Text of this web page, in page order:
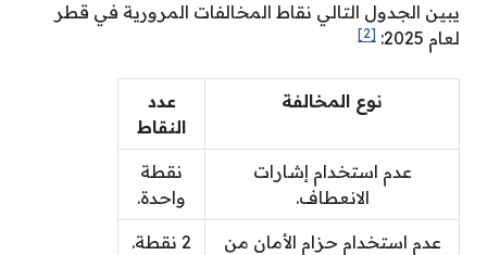
يبين الجدول التالي نقاط المخالفات المرورية في قطر
لعام 2025:
[2]
نوع المخالفة
عدد
النقاط
عدم استخدام إشارات
الانعطاف.
نقطة
واحدة.
عدم استخدام حزام الأمان من
2 نقطة.